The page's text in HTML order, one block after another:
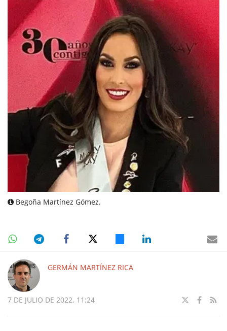
Begoña Martínez Gómez.
GERMÁN MARTÍNEZ RICA
7 DE JULIO DE 2022, 11:24